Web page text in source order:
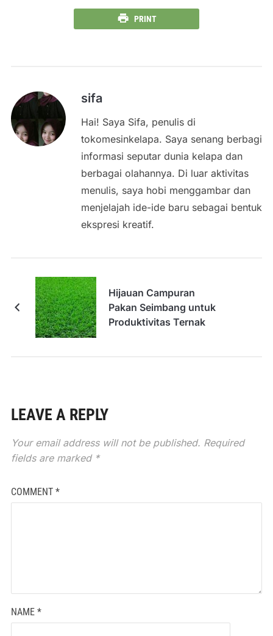
PRINT
sifa
Hai! Saya Sifa, penulis di
tokomesinkelapa. Saya senang berbagi
informasi seputar dunia kelapa dan
berbagai olahannya. Di luar aktivitas
menulis, saya hobi menggambar dan
menjelajah ide-ide baru sebagai bentuk
ekspresi kreatif.
Hijauan Campuran
Pakan Seimbang untuk
Produktivitas Ternak
LEAVE A REPLY
Your email address will not be published. Required
fields are marked *
COMMENT *
NAME *